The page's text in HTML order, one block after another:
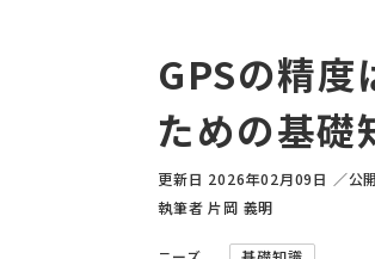
GPSの精度
ための基礎
更新日 2026年02月09日 ／公
執筆者 片岡 義明